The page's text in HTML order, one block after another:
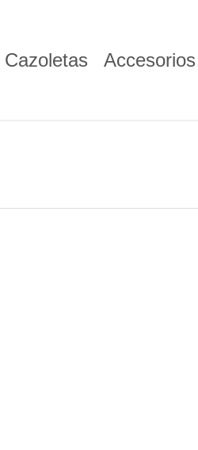
Cazoletas Accesorios